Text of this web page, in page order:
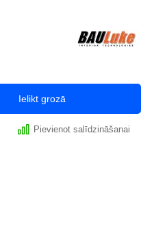
Ielikt grozā
Pievienot salīdzināšanai